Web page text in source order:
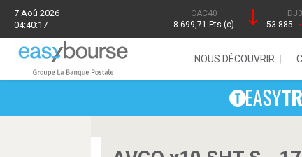
7 Aoû 2026
04:40:17
CAC40
8 699,71 Pts (c)
53 885
NOUS DÉCOUVRIR